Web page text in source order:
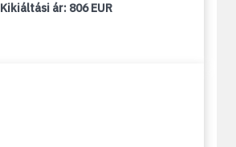
Kikiáltási ár: 806 EUR